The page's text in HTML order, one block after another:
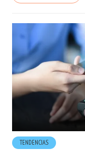
TENDENCIAS